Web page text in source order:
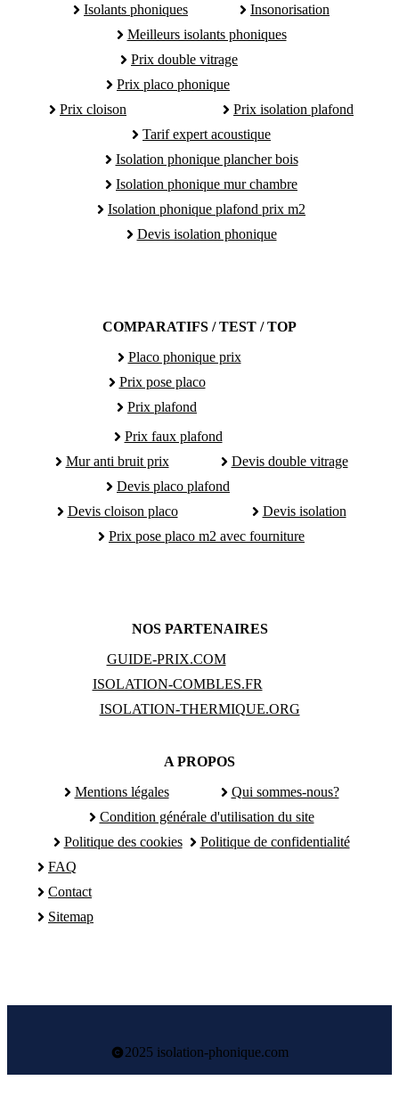
Isolants phoniques
Insonorisation
Meilleurs isolants phoniques
Prix double vitrage
Prix placo phonique
Prix cloison
Prix isolation plafond
Tarif expert acoustique
Isolation phonique plancher bois
Isolation phonique mur chambre
Isolation phonique plafond prix m2
Devis isolation phonique
COMPARATIFS / TEST / TOP
Placo phonique prix
Prix pose placo
Prix plafond
Prix faux plafond
Mur anti bruit prix
Devis double vitrage
Devis placo plafond
Devis cloison placo
Devis isolation
Prix pose placo m2 avec fourniture
NOS PARTENAIRES
GUIDE-PRIX.COM
ISOLATION-COMBLES.FR
ISOLATION-THERMIQUE.ORG
A PROPOS
Mentions légales
Qui sommes-nous?
Condition générale d'utilisation du site
Politique des cookies
Politique de confidentialité
FAQ
Contact
Sitemap
2025 isolation-phonique.com